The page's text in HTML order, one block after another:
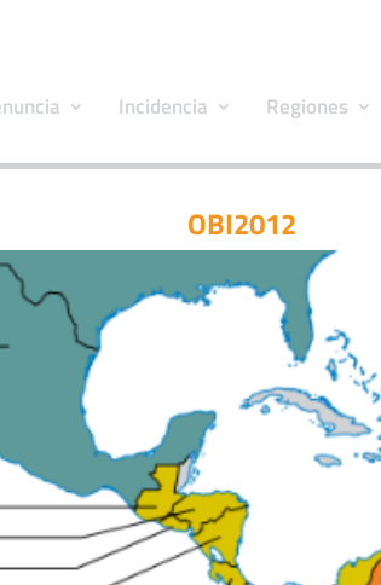
Incidencia Regiones
OBI2012